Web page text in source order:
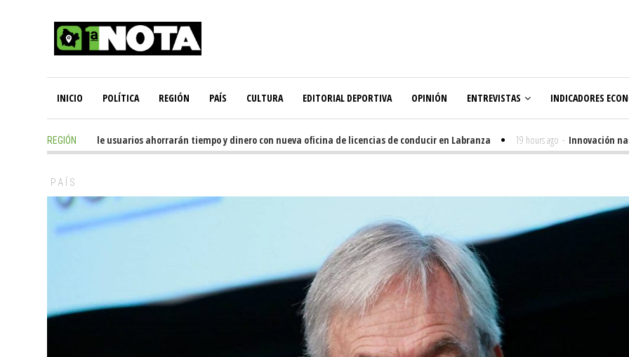
INICIO POLÍTICA REGIÓN PAÍS CULTURA EDITORIAL DEPORTIVA OPINIÓN ENTREVISTAS INDICADORES
REGIÓN
- Miles de usuarios ahorrarán tiempo y dinero con nueva oficina de licencias de conducir en Labranza 19 hours ago - Innovación
PAÍS